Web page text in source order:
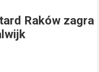
Raków zagra